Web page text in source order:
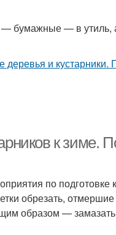
— бумажные — в
к зиме.
по
обрезать,
образом —